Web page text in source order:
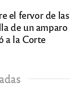
el fervor de las
de un amparo
a la Corte